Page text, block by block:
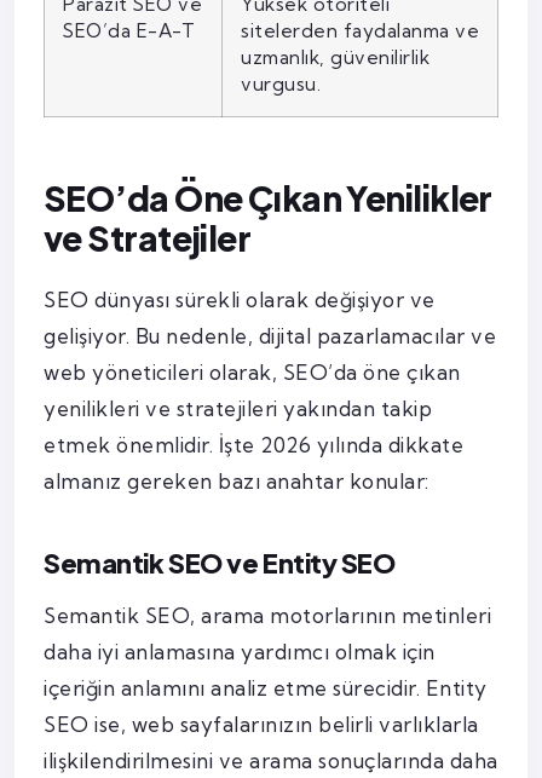
SEO’da E-A-T
sitelerden faydalanma ve
uzmanlık, güvenilirlik
vurgusu.
SEO’da Öne Çıkan Yenilikler
ve Stratejiler
SEO dünyası sürekli olarak değişiyor ve
gelişiyor. Bu nedenle, dijital pazarlamacılar ve
web yöneticileri olarak, SEO’da öne çıkan
yenilikleri ve stratejileri yakından takip
etmek önemlidir. İşte 2026 yılında dikkate
almanız gereken bazı anahtar konular:
Semantik SEO ve Entity SEO
Semantik SEO, arama motorlarının metinleri
daha iyi anlamasına yardımcı olmak için
içeriğin anlamını analiz etme sürecidir. Entity
SEO ise, web sayfalarınızın belirli varlıklarla
ilişkilendirilmesini ve arama sonuçlarında daha